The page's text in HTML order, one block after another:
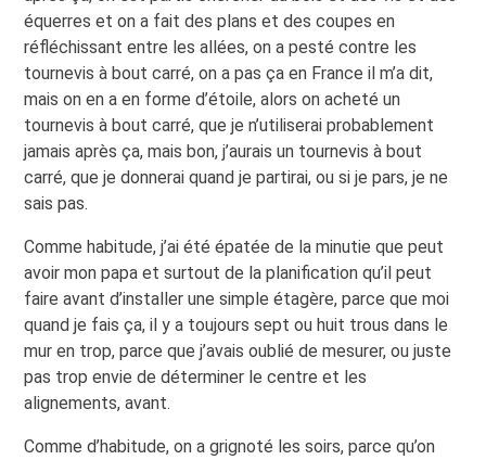
équerres et on a fait des plans et des coupes en
réfléchissant entre les allées, on a pesté contre les
tournevis à bout carré, on a pas ça en France il m’a dit,
mais on en a en forme d’étoile, alors on acheté un
tournevis à bout carré, que je n’utiliserai probablement
jamais après ça, mais bon, j’aurais un tournevis à bout
carré, que je donnerai quand je partirai, ou si je pars, je ne
sais pas.
Comme habitude, j’ai été épatée de la minutie que peut
avoir mon papa et surtout de la planification qu’il peut
faire avant d’installer une simple étagère, parce que moi
quand je fais ça, il y a toujours sept ou huit trous dans le
mur en trop, parce que j’avais oublié de mesurer, ou juste
pas trop envie de déterminer le centre et les
alignements, avant.
Comme d’habitude, on a grignoté les soirs, parce qu’on